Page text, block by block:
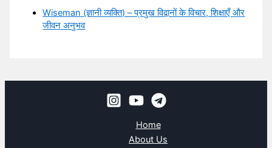
Wiseman (ज्ञानी व्यक्ति) – प्रमुख विद्वानों के विचार, शिक्षाएँ और
जीवन अनुभव
Home
About Us